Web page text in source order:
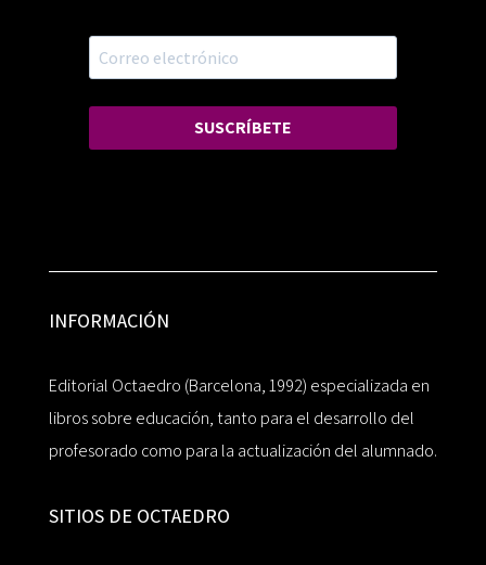
SUSCRÍBETE
INFORMACIÓN
Editorial Octaedro (Barcelona, 1992) especializada en
libros sobre educación, tanto para el desarrollo del
profesorado como para la actualización del alumnado.
SITIOS DE OCTAEDRO